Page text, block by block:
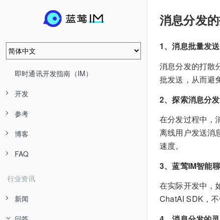
即时通讯开发指南（IM）
开发
参考
博客
FAQ
行业资讯
新闻
消息分发
1、消息批量发
消息分发的打散
批发送，从而避
2、探索消息分
在分发过程中，
离线用户发送消
速度。
3、蓝莺IM智能
在实际开发中，
ChatAI SDK，